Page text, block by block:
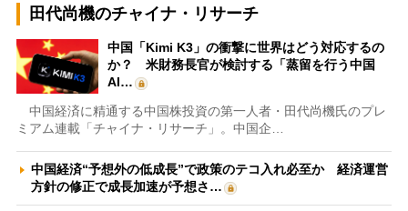
田代尚機のチャイナ・リサーチ
中国「Kimi K3」の衝撃に世界はどう対応するの
か？ 米財務長官が検討する「蒸留を行う中国
AI…
中国経済に精通する中国株投資の第一人者・田代尚機氏のプレ
ミアム連載「チャイナ・リサーチ」。中国企…
中国経済“予想外の低成長”で政策のテコ入れ必至か 経済運営
方針の修正で成長加速が予想さ…